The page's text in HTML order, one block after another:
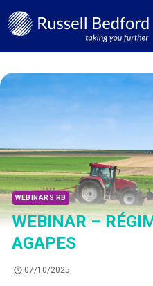
WEBINARS RB
WEBINAR –
AGAPES
07/10/2025